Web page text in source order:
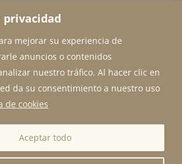
mejorar su experiencia de
anuncios o contenidos
nuestro tráfico. Al hacer clic en
da su consentimiento a nuestro uso
de cookies
Aceptar todo
Home |Aviso legal y Privacidad|
Media